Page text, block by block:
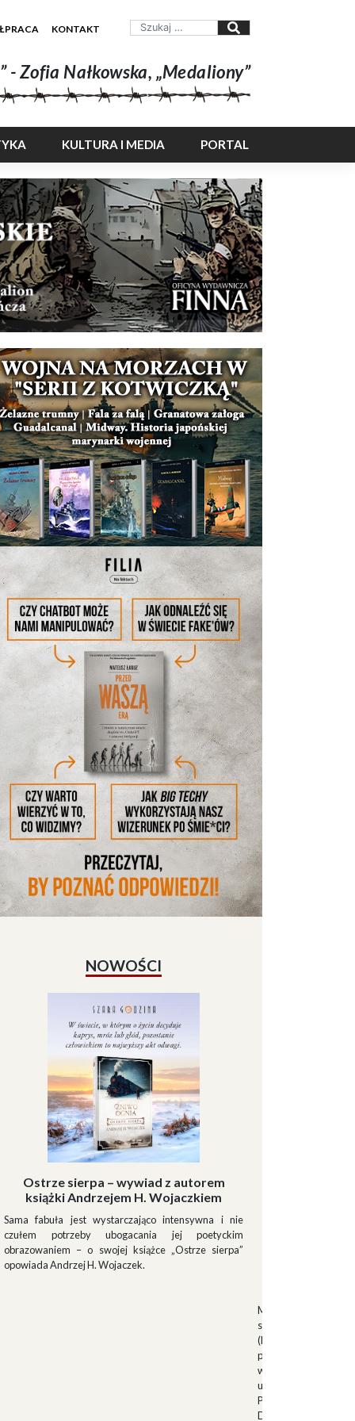
KONTAKT
Zofia Nałkowska, „Medaliony”
KULTURA I MEDIA PORTAL
NOWOŚCI
Ostrze sierpa – wywiad z autorem
książki Andrzejem H. Wojaczkiem
Sama fabuła jest wystarczająco intensywna i nie
czułem potrzeby ubogacania jej poetyckim
obrazowaniem – o swojej książce „Ostrze sierpa”
opowiada Andrzej H. Wojaczek.
Muszkieterowie
stanowili elitarną
(Milizia Volontaria
pełniącą rolę
w latach 1923-
uroczystościach
Palazzo Venezia w
Duce.